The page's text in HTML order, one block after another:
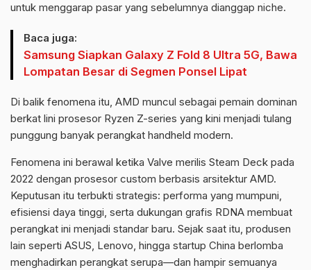
untuk menggarap pasar yang sebelumnya dianggap niche.
Baca juga:
Samsung Siapkan Galaxy Z Fold 8 Ultra 5G, Bawa
Lompatan Besar di Segmen Ponsel Lipat
Di balik fenomena itu, AMD muncul sebagai pemain dominan
berkat lini prosesor Ryzen Z-series yang kini menjadi tulang
punggung banyak perangkat handheld modern.
Fenomena ini berawal ketika Valve merilis Steam Deck pada
2022 dengan prosesor custom berbasis arsitektur AMD.
Keputusan itu terbukti strategis: performa yang mumpuni,
efisiensi daya tinggi, serta dukungan grafis RDNA membuat
perangkat ini menjadi standar baru. Sejak saat itu, produsen
lain seperti ASUS, Lenovo, hingga startup China berlomba
menghadirkan perangkat serupa—dan hampir semuanya